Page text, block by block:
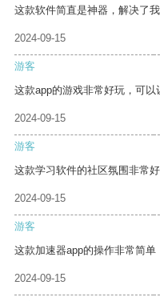
这款软件简直是神器，解决了我
2024-09-15
游客
这款app的游戏非常好玩，可以
2024-09-15
游客
这款学习软件的社区氛围非常
2024-09-15
游客
这款加速器app的操作非常简单
2024-09-15